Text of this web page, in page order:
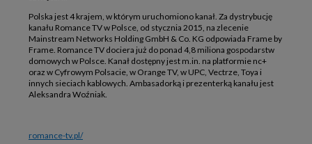
Polska jest 4 krajem, w którym uruchomiono kanał. Za dystrybucję
kanału Romance TV w Polsce, od stycznia 2015, na zlecenie
Mainstream Networks Holding GmbH & Co. KG odpowiada Frame by
Frame. Romance TV dociera już do ponad 4,8 miliona gospodarstw
domowych w Polsce. Kanał dostępny jest m.in. na platformie nc+
oraz w Cyfrowym Polsacie, w Orange TV, w UPC, Vectrze, Toya i
innych sieciach kablowych. Ambasadorką i prezenterką kanału jest
Aleksandra Woźniak.
romance-tv.pl/